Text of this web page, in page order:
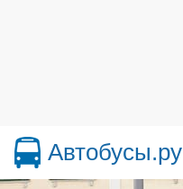
Автобусы.ру